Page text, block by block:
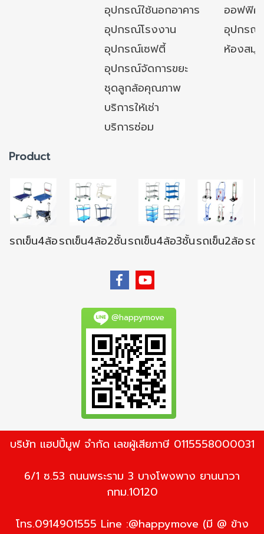
อุปกรณ์ใช้นอกอาคาร
ออฟฟิศ/
อุปกรณ์โรงงาน
อุปกรณ์
อุปกรณ์เซฟตี้
ห้องสมุ
อุปกรณ์จัดการขยะ
ชุดลูกล้อคุณภาพ
บริการให้เช่า
บริการซ่อม
Product
รถเข็น4ล้อรถเข็น4ล้อ2ชั้นรถเข็น4ล้อ3ชั้นรถเข็น2ล้อรถ
@happymove
บริษัท แฮปปี้มูฟ จำกัด เลขผู้เสียภาษี 0115558000031
6/1 ซ.53 ถนนพระราม 3 บางโพงพาง ยานนาวา
กทม.10120
โทร.0914901555 Line :@happymove (มี @ ข้าง